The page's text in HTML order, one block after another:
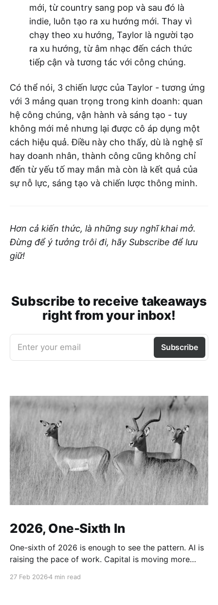
mới, từ country sang pop và sau đó là
indie, luôn tạo ra xu hướng mới. Thay vì
chạy theo xu hướng, Taylor là người tạo
ra xu hướng, từ âm nhạc đến cách thức
tiếp cận và tương tác với công chúng.
Có thể nói, 3 chiến lược của Taylor - tương ứng
với 3 mảng quan trọng trong kinh doanh: quan
hệ công chúng, vận hành và sáng tạo - tuy
không mới mẻ nhưng lại được cô áp dụng một
cách hiệu quả. Điều này cho thấy, dù là nghệ sĩ
hay doanh nhân, thành công cũng không chỉ
đến từ yếu tố may mắn mà còn là kết quả của
sự nỗ lực, sáng tạo và chiến lược thông minh.
Hơn cả kiến thức, là những suy nghĩ khai mở.
Đừng để ý tưởng trôi đi, hãy Subscribe để lưu
giữ!
Subscribe to receive takeaways
right from your inbox!
Enter your email Subscribe
2026, One-Sixth In
One-sixth of 2026 is enough to see the pattern. AI is
raising the pace of work. Capital is moving more
27 Feb 20264 min read